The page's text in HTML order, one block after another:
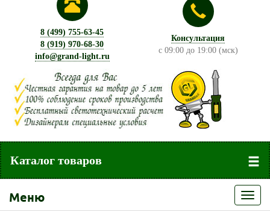
8 (499) 755-63-45
8 (919) 970-68-30
info@grand-light.ru
Консультация
с 09:00 до 19:00 (мск)
Каталог товаров
Меню